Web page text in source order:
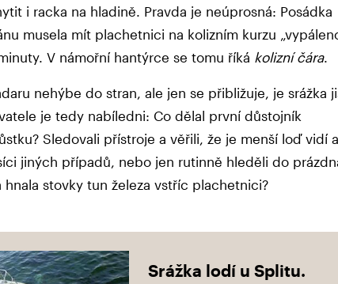
i racka na hladině. Pravda je neúprosná: Posádka
musela mít plachetnici na kolizním kurzu
V námořní hantýrce se tomu říká kolizní čára.
nehýbe do stran, ale jen se přibližuje, je srážka
je tedy nabíledni: Co dělal první důstojník
Sledovali přístroje a věřili, že je menší loď vidí
jiných případů, nebo jen rutinně hleděli do
hnala stovky tun železa vstříc plachetnici?
Srážka lodí u Splitu.